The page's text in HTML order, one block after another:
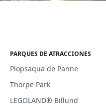
PARQUES DE ATRACCIONES
Plopsaqua de Panne
Thorpe Park
LEGOLAND® Billund